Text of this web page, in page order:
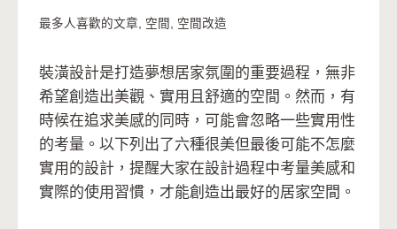
最多人喜歡的文章 空間 空間改造
裝潢設計是打造夢想居家氛圍的重要過程，無非
希望創造出美觀、實用且舒適的空間。然而，有
時候在追求美感的同時，可能會忽略一些實用性
的考量。以下列出了六種很美但最後可能不怎麼
實用的設計，提醒大家在設計過程中考量美感和
實際的使用習慣，才能創造出最好的居家空間。